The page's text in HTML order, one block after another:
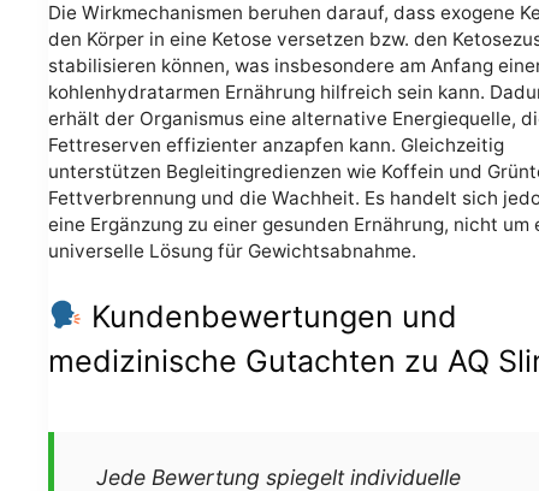
Die Wirkmechanismen beruhen darauf, dass exogene
den Körper in eine Ketose versetzen bzw. den
stabilisieren können, was insbesondere am Anfang
kohlenhydratarmen Ernährung hilfreich sein kann.
erhält der Organismus eine alternative Energiequelle,
Fettreserven effizienter anzapfen kann. Gleichzeitig
unterstützen Begleitingredienzen wie Koffein und
Fettverbrennung und die Wachheit. Es handelt sich
eine Ergänzung zu einer gesunden Ernährung, nicht um
universelle Lösung für Gewichtsabnahme.
Kundenbewertungen und
medizinische Gutachten zu AQ
Jede Bewertung spiegelt individuelle